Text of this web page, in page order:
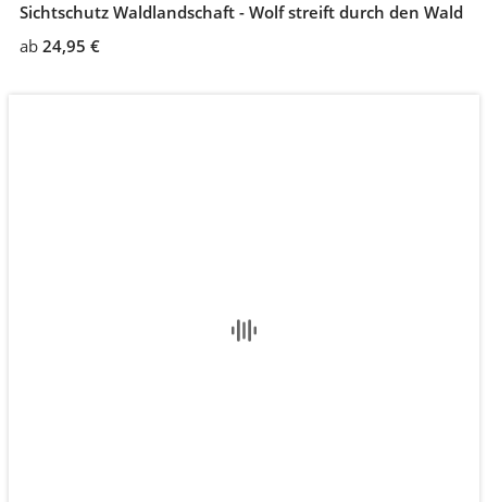
Sichtschutz Waldlandschaft - Wolf streift durch den Wald
ab 24,95 €